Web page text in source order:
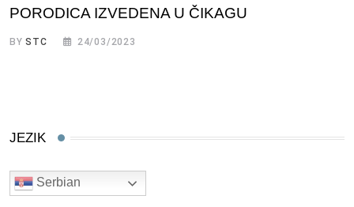
PORODICA IZVEDENA U ČIKAGU
BYSTC 24/03/2023
JEZIK
Serbian